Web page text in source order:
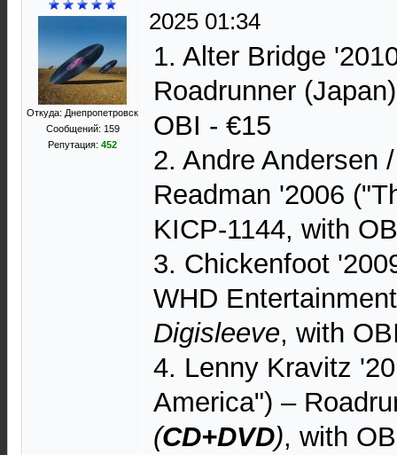
Откуда: Днепропетровск
Сообщений: 159
Репутация: 452
2025 01:34
1. Alter Bridge
Roadrunner
OBI - €15
2. Andre Andersen
Readman '2006
KICP-1144, with
3. Chickenfoot
WHD
Digisleeve, with
4. Lenny Kravitz
America") –
(CD+DVD), with